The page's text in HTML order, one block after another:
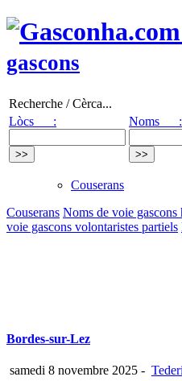
gascons
Recherche / Cèrca...
Lòcs :
Noms :
Couserans
Couserans Noms de voie gascons
voie gascons volontaristes partiels
Bordes-sur-Lez
samedi 8 novembre 2025 -